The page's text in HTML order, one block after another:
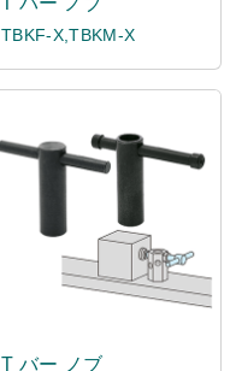
TBKF-X,TBKM-X
T バー ノブ